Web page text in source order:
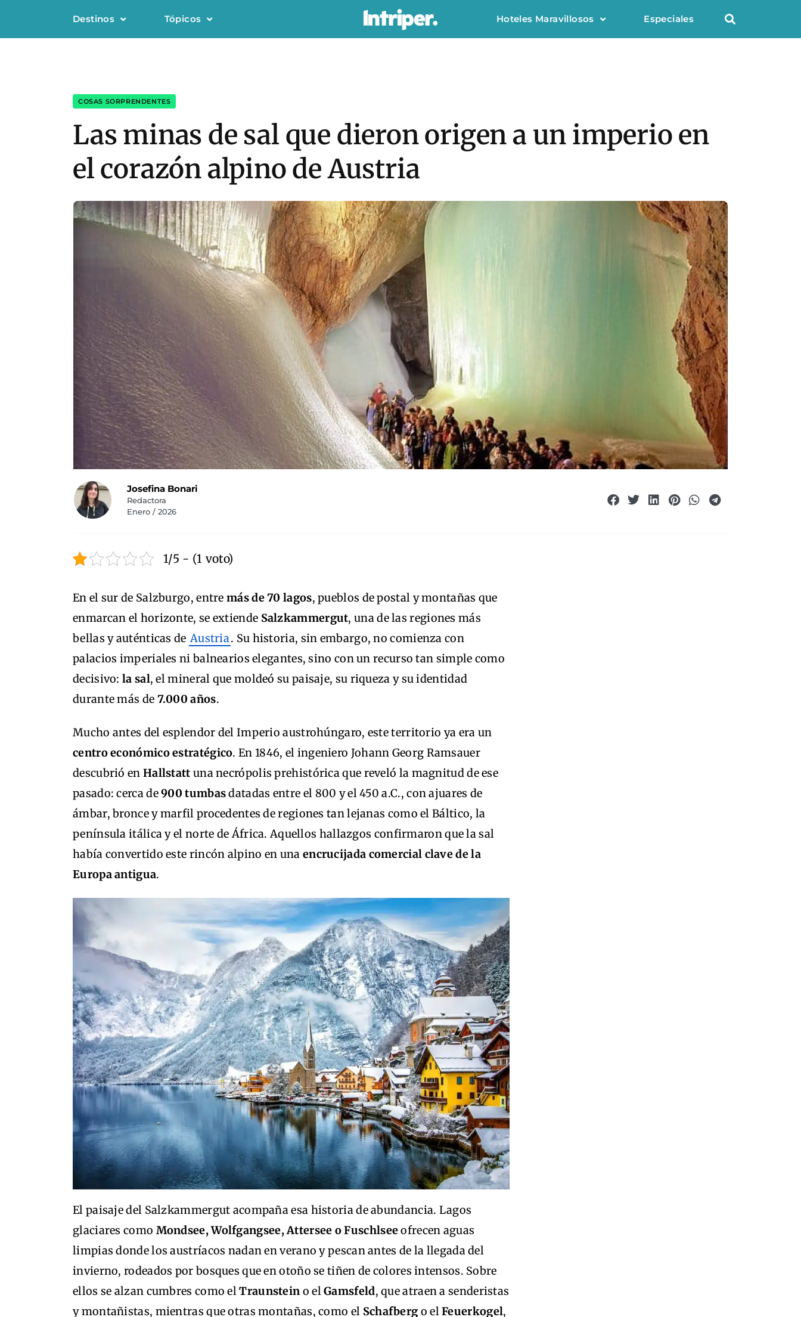
Destinos Tópicos Hoteles Maravillosos Especiales
COSAS SORPRENDENTES
Las minas de sal que dieron origen a un imperio en
el corazón alpino de Austria
Josefina Bonari
Redactora
Enero / 2026
1/5 - (1 voto)
En el sur de Salzburgo, entre más de 70 lagos, pueblos de postal y montañas que
enmarcan el horizonte, se extiende Salzkammergut, una de las regiones más
bellas y auténticas de Austria. Su historia, sin embargo, no comienza con
palacios imperiales ni balnearios elegantes, sino con un recurso tan simple como
decisivo:la sal, el mineral que moldeó su paisaje, su riqueza y su identidad
durante más de 7.000 años.
Mucho antes del esplendor del Imperio austrohúngaro, este territorio ya era un
centro económico estratégico. En 1846, el ingeniero Johann Georg Ramsauer
descubrió en Hallstatt una necrópolis prehistórica que reveló la magnitud de ese
pasado: cerca de900 tumbasdatadas entre el 800 y el 450 a.C., con ajuares de
ámbar, bronce y marfil procedentes de regiones tan lejanas como el Báltico, la
península itálica y el norte de África. Aquellos hallazgos confirmaron que la sal
había convertido este rincón alpino en una encrucijada comercial clave de la
Europa antigua.
El paisaje del Salzkammergut acompaña esa historia de abundancia. Lagos
glaciares como Mondsee, Wolfgangsee, Attersee o Fuschlseeofrecen aguas
limpias donde los austríacos nadan en verano y pescan antes de la llegada del
invierno, rodeados por bosques que en otoño se tiñen de colores intensos. Sobre
ellos se alzan cumbres como elTraunstein o elGamsfeld, que atraen a senderistas
y montañistas, mientras que otras montañas, como el Schafberg o elFeuerkogel,